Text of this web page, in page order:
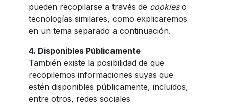
pueden recopilarse a través de cookieso
tecnologías similares, como explicaremos
en un tema separado a continuación.
4. Disponibles Públicamente
También existe la posibilidad de que
recopilemos informaciones suyas que
estén disponibles públicamente, incluidos,
entre otros, redes sociales